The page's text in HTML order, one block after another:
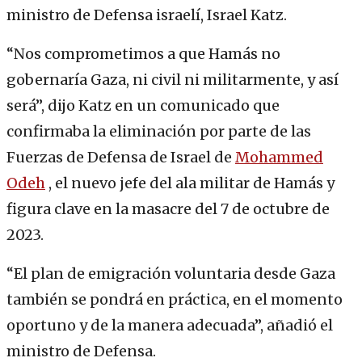
ministro de Defensa israelí, Israel Katz.
“Nos comprometimos a que Hamás no
gobernaría Gaza, ni civil ni militarmente, y así
será”, dijo Katz en un comunicado que
confirmaba la eliminación por parte de las
Fuerzas de Defensa de Israel de Mohammed
Odeh , el nuevo jefe del ala militar de Hamás y
figura clave en la masacre del 7 de octubre de
2023.
“El plan de emigración voluntaria desde Gaza
también se pondrá en práctica, en el momento
oportuno y de la manera adecuada”, añadió el
ministro de Defensa.